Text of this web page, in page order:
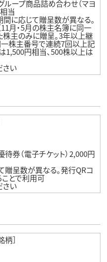
ープ商品詰め合わせ（マヨ
当
に応じて贈呈数が異なる。
月・5月の株主名簿に同一
主のみに贈呈。3年以上継
一株主番号で連続7回以上記
1,500円相当、500株以上は
さい
券（電子チケット）2,000円
贈呈数が異なる。発行QRコ
ことで利用可
さい
柄］